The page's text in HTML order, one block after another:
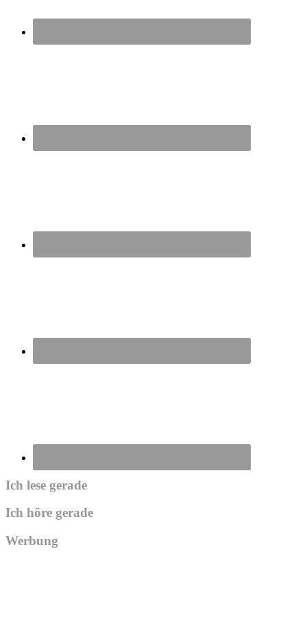
Ich lese gerade
Ich höre gerade
Werbung